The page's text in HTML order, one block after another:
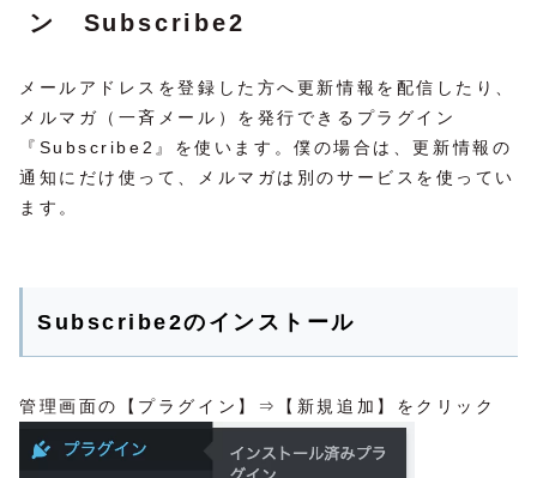
ン Subscribe2
メールアドレスを登録した方へ更新情報を配信したり、
メルマガ（一斉メール）を発行できるプラグイン
『Subscribe2』を使います。僕の場合は、更新情報の
通知にだけ使って、メルマガは別のサービスを使ってい
ます。
Subscribe2のインストール
管理画面の【プラグイン】⇒【新規追加】をクリック